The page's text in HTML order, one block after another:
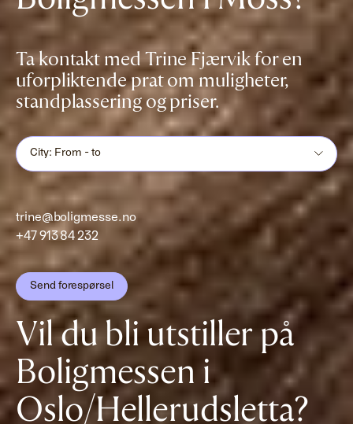
Ta kontakt med Trine Fjærvik for en
uforpliktende prat om muligheter,
standplassering og priser.
City: From - to
trine@boligmesse.no
+47 913 84 232
Send forespørsel
Vil du bli utstiller på
Boligmessen i
Oslo/Hellerudsletta?